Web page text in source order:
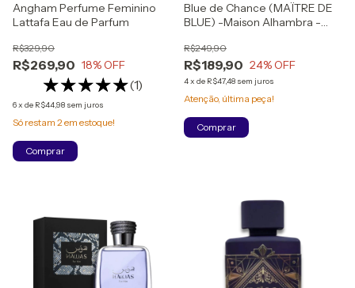
Angham Perfume Feminino
Lattafa Eau de Parfum
R$269,90
R$329,90
18% OFF
(1)
6x de R$44,98 sem juros
Só restam 2em estoque!
Comprar
Blue de Chance (MAÏTRE DE
BLUE) -Maison Alhambra -
Parfum (100ml)
R$189,90
R$249,90
24% OFF
4x de R$47,48 sem juros
Atenção, última peça!